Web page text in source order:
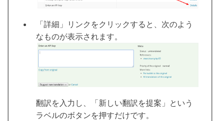
「詳細」リンクをクリックすると、次のよう
なものが表示されます。
翻訳を入力し、「新しい翻訳を提案」という
ラベルのボタンを押すだけです。